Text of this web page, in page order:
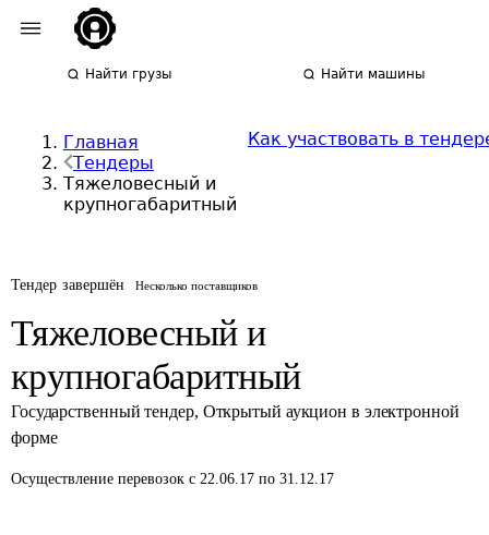
Найти грузы Найти машины
Главная
Тендеры
Тяжеловесный и
крупногабаритный
Как участвовать в
Тендер завершён Несколько поставщиков
Тяжеловесный и
крупногабаритный
Государственный тендер, Открытый аукцион в электронной
форме
Осуществление перевозок с 22.06.17 по 31.12.17